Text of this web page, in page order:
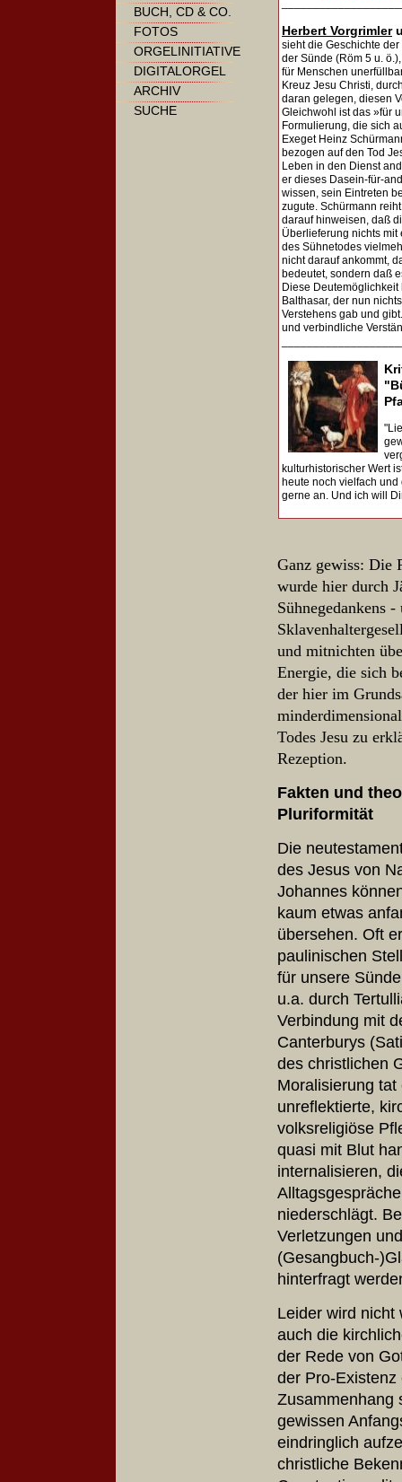
BUCH, CD & CO.
FOTOS
ORGELINITIATIVE
DIGITALORGEL
ARCHIV
SUCHE
Herbert Vorgrimler
sieht die Geschichte
der Sünde (Röm 5 u.
für Menschen
Kreuz Jesu Christi,
daran gelegen, diesen
Gleichwohl ist das »für
Formulierung, die sich
Exeget Heinz
bezogen auf den Tod
Leben in den Dienst
er dieses Dasein-für-
wissen, sein Eintreten
zugute. Schürmann
darauf hinweisen, daß
Überlieferung nichts mit
des Sühnetodes
nicht darauf ankommt,
bedeutet, sondern daß
Diese
Balthasar, der nun
Verstehens gab und
und verbindliche
kulturhistorischer Wert
heute noch vielfach
gerne an. Und ich will
Ganz gewiss: Die
wurde hier durch
Sühnegedankens
und mitnichten
Energie, die sich
der hier im
Todes Jesu zu
Rezeption.
Fakten und
Pluriformität
Die
des Jesus von
Johannes
kaum etwas
übersehen. Oft
paulinischen
für unsere
u.a. durch
Verbindung mit
Canterburys
des christlichen
Moralisierung
unreflektierte,
volksreligiöse
quasi mit Blut
internalisieren,
niederschlägt.
Verletzungen
(Gesangbuch-
hinterfragt
Leider wird nicht
auch die
der Rede von
der Pro-
Zusammenhang
gewissen
eindringlich
christliche